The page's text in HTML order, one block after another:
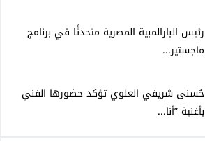
رئيس البارالمبية المصرية متحدثًا في برنامج
ماجستير...
حُسنى شريفي العلوي تؤكد حضورها الفني
بأغنية ”أنا...